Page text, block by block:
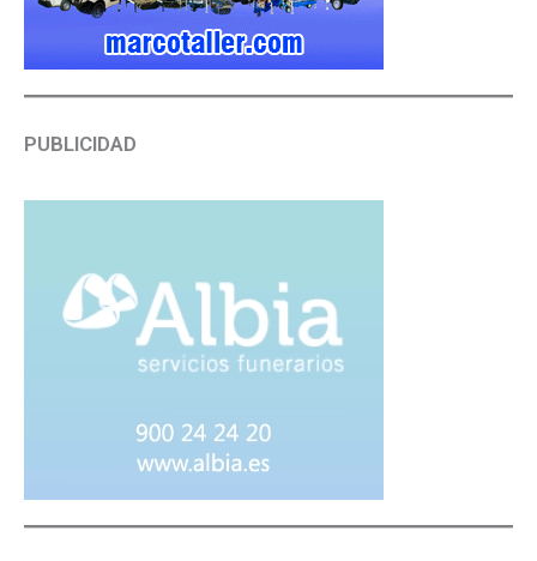
PUBLICIDAD